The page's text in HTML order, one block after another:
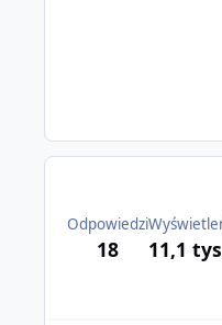
Odpowiedzi
18 11,1